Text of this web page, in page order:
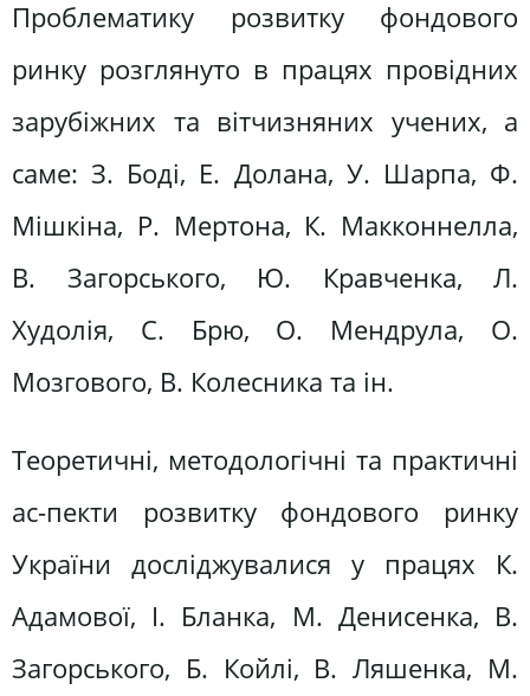
Проблематику розвитку фондового
ринку розглянуто в працях провідних
зарубіжних та вітчизняних учених, а
саме: З. Боді, Е. Долана, У. Шарпа, Ф.
Мішкіна, Р. Мертона, К. Макконнелла,
В. Загорського, Ю. Кравченка, Л.
Худолія, С. Брю, О. Мендрула, О.
Мозгового, В. Колесника та ін.
Теоретичні, методологічні та практичні
ас-пекти розвитку фондового ринку
України досліджувалися у працях К.
Адамової, І. Бланка, М. Денисенка, В.
Загорського, Б. Койлі, В. Ляшенка, М.